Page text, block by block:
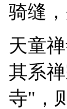
骑缝
天童
其系
寺"，